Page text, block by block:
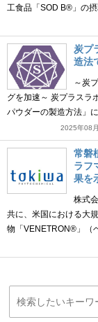
工食品「SOD B®」の
炭プ
造法
～炭
グを加速～ 炭プラスラ
パウダーの製造方法」
2025年08
常磐
ラフ
果を
株式
共に、米国における大
物「VENETRON®」（